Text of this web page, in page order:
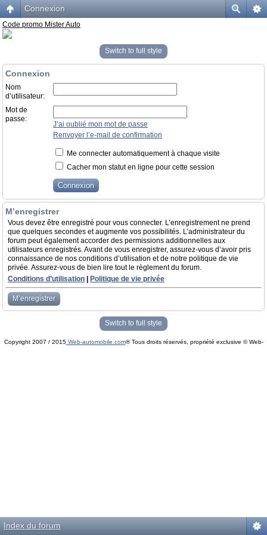
Connexion
Code promo Mister Auto
Switch to full style
Connexion
Nom
d’utilisateur:
Mot de
passe:
J’ai oublié mon mot de passe
Renvoyer l’e-mail de confirmation
Me connecter automatiquement à chaque visite
Cacher mon statut en ligne pour cette session
M’enregistrer
Vous devez être enregistré pour vous connecter. L’enregistrement ne prend
que quelques secondes et augmente vos possibilités. L’administrateur du
forum peut également accorder des permissions additionnelles aux
utilisateurs enregistrés. Avant de vous enregistrer, assurez-vous d’avoir pris
connaissance de nos conditions d’utilisation et de notre politique de vie
privée. Assurez-vous de bien lire tout le règlement du forum.
Conditions d’utilisation
Politique de vie privée
M’enregistrer
Switch to full style
Copyright 2007 / 2015Web-automobile.com® Tous droits réservés, propriété exclusive © Web-
Index du forum